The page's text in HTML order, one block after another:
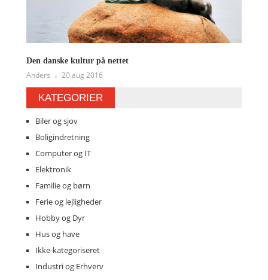
Den danske kultur på nettet
Anders 20 aug 2016
KATEGORIER
Biler og sjov
Boligindretning
Computer og IT
Elektronik
Familie og børn
Ferie og lejligheder
Hobby og Dyr
Hus og have
Ikke-kategoriseret
Industri og Erhverv